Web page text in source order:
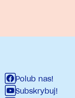
Polub nas!
Subskrybuj!